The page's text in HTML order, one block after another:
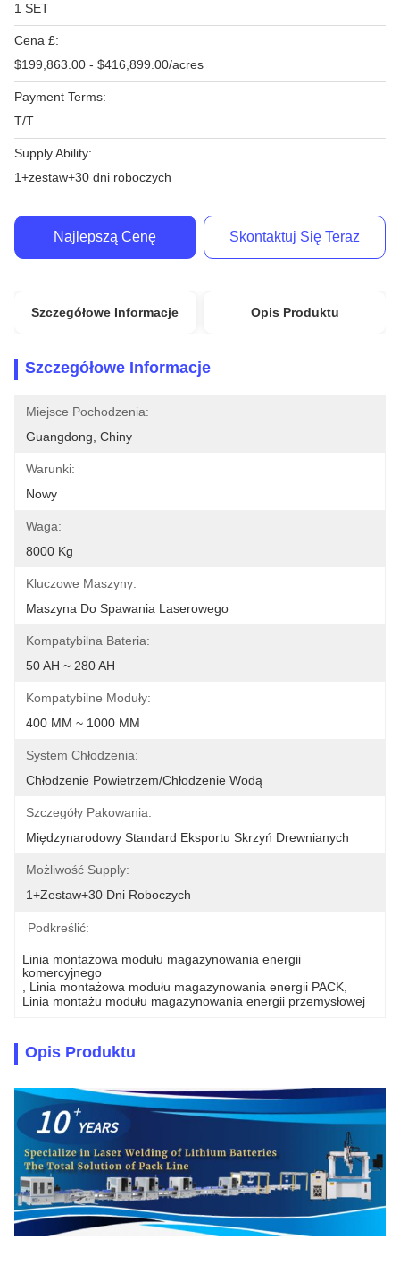
1 SET
Cena £:
$199,863.00 - $416,899.00/acres
Payment Terms:
T/T
Supply Ability:
1+zestaw+30 dni roboczych
Najlepszą Cenę Skontaktuj Się Teraz
Szczegółowe Informacje Opis Produktu
Szczegółowe Informacje
Miejsce Pochodzenia:
Guangdong, Chiny
Warunki:
Nowy
Waga:
8000 Kg
Kluczowe Maszyny:
Maszyna Do Spawania Laserowego
Kompatybilna Bateria:
50 AH ~ 280 AH
Kompatybilne Moduły:
400 MM ~ 1000 MM
System Chłodzenia:
Chłodzenie Powietrzem/chłodzenie Wodą
Szczegóły Pakowania:
Międzynarodowy Standard Eksportu Skrzyń Drewnianych
Możliwość Supply:
1+zestaw+30 Dni Roboczych
Podkreślić:
Linia montażowa modułu magazynowania energii
komercyjnego
Linia montażowa modułu magazynowania energii PACK
Linia montażu modułu magazynowania energii przemysłowej
Opis Produktu